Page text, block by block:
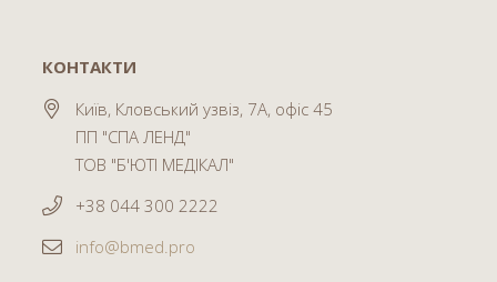
КОНТАКТИ
Київ, Кловський узвіз, 7А, офіс 45
ПП "СПА ЛЕНД"
ТОВ "Б'ЮТІ МЕДІКАЛ"
+38 044 300 2222
info@bmed.pro